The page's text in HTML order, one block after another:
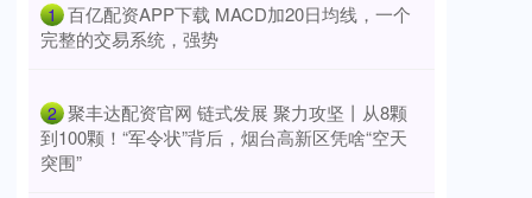
1 ​百亿配资APP下载 MACD加20日均线，一个
完整的交易系统，强势
2 ​聚丰达配资官网 链式发展 聚力攻坚丨从8颗
到100颗！“军令状”背后，烟台高新区凭啥“空天
突围”